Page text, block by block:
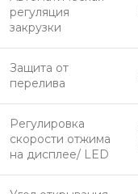
регуляция
закрузки
Защита от
перелива
Регулировка
скорости отжима
на дисплее/ LED